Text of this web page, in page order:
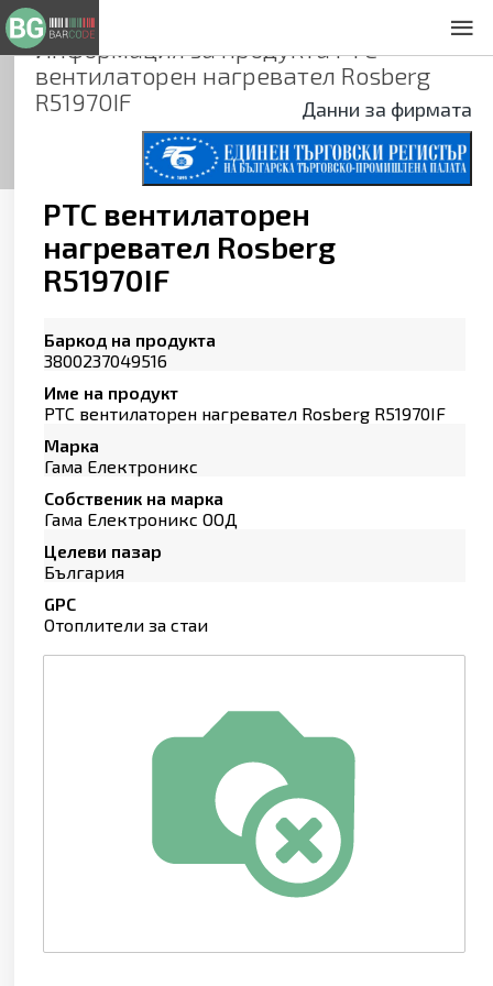
Информация за продуктаPTC
вентилаторен нагревател Rosberg
R51970IF
Данни за фирмата
PTC вентилаторен
нагревател Rosberg
R51970IF
Баркод на продукта
3800237049516
Име на продукт
PTC вентилаторен нагревател Rosberg R51970IF
Марка
Гама Електроникс
Собственик на марка
Гама Електроникс ООД
Целеви пазар
България
GPC
Отоплители за стаи
Общи условия
Декларация за проверителност
Заснемане на продукти
Контакти